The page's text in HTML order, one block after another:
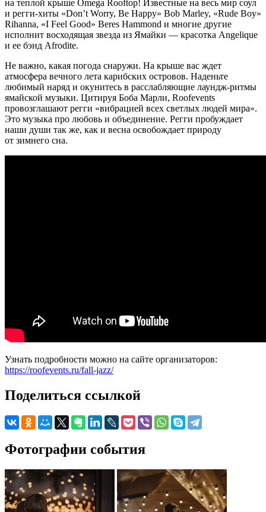
на теплой крыше Omega Rooftop! Известные на весь мир соул
и регги-хиты «Don’t Worry, Be Happy» Bob Marley, «Rude Boy»
Rihanna, «I Feel Good» Beres Hammond и многие другие
исполнит восходящая звезда из Ямайки — красотка Angelique
и ее бэнд Afrodite.
Не важно, какая погода снаружи. На крыше вас ждет
атмосфера вечного лета карибских островов. Наденьте
любимый наряд и окунитесь в расслабляющие лаундж-ритмы
ямайской музыки. Цитируя Боба Марли, Roofevents
провозглашают регги «вибрацией всех светлых людей мира».
Это музыка про любовь и объединение. Регги пробуждает
наши души так же, как и весна освобождает природу
от зимнего сна.
Узнать подробности можно на сайте организаторов:
https://roofevents.ru/fall-jazz/
Поделиться ссылкой
Фотографии события